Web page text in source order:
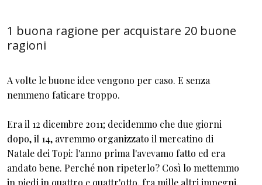
1 buona ragione per acquistare 20 buone
ragioni
A volte le buone idee vengono per caso. E senza
nemmeno faticare troppo.
Era il 12 dicembre 2011; decidemmo che due giorni
dopo, il 14, avremmo organizzato il mercatino di
Natale dei Topi: l'anno prima l'avevamo fatto ed era
andato bene. Perché non ripeterlo? Così lo mettemmo
in piedi in quattro e quattr'otto, fra mille altri impegni,